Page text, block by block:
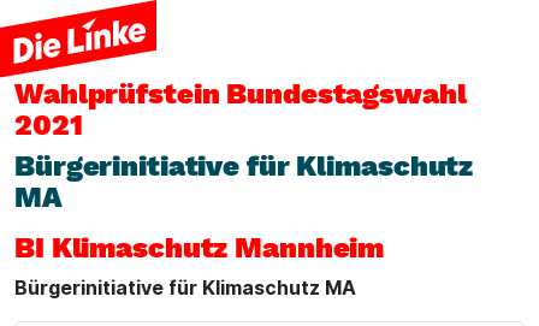
Wahlprüfstein Bundestagswahl
2021
Bürgerinitiative für Klimaschutz
MA
BI Klimaschutz Mannheim
Bürgerinitiative für Klimaschutz MA